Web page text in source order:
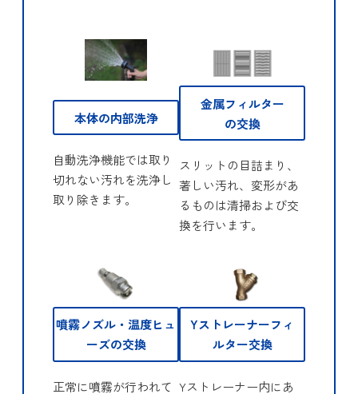
本体の内部洗浄
自動洗浄機能では取り
切れない汚れを洗浄し
取り除きます。
金属フィルター
の交換
スリットの目詰まり、
著しい汚れ、変形があ
るものは清掃および交
換を行います。
噴霧ノズル・温度ヒュ
ーズの交換
正常に噴霧が行われて
Yストレーナーフィ
ルター交換
Yストレーナー内にあ